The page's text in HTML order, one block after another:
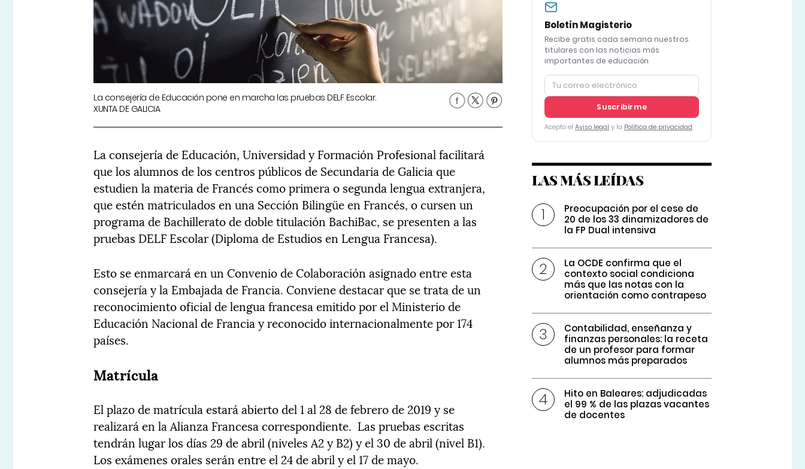
La consejería de Educación pone en marcha las pruebas DELF Escolar.
XUNTA DE GALICIA
La consejería de Educación, Universidad y Formación Profesional facilitará
que los alumnos de los centros públicos de Secundaria de Galicia que
estudien la materia de Francés como primera o segunda lengua extranjera,
que estén matriculados en una Sección Bilingüe en Francés, o cursen un
programa de Bachillerato de doble titulación BachiBac, se presenten a las
pruebas DELF Escolar (Diploma de Estudios en Lengua Francesa).
Esto se enmarcará en un Convenio de Colaboración asignado entre esta
consejería y la Embajada de Francia. Conviene destacar que se trata de un
reconocimiento oficial de lengua francesa emitido por el Ministerio de
Educación Nacional de Francia y reconocido internacionalmente por 174
países.
Matrícula
El plazo de matrícula estará abierto del 1 al 28 de febrero de 2019 y se
realizará en la Alianza Francesa correspondiente. Las pruebas escritas
tendrán lugar los días 29 de abril (niveles A2 y B2) y el 30 de abril (nivel B1).
Los exámenes orales serán entre el 24 de abril y el 17 de mayo.
Boletín Magisterio
Recibe gratis cada semana nuestros
titulares con las noticias más
importantes de educación
Suscribirme
Acepto el Aviso legal y la Política de privacidad
LAS MÁS LEÍDAS
Preocupación por el cese de
20 de los 33 dinamizadores de
la FP Dual intensiva
La OCDE confirma que el
contexto social condiciona
más que las notas con la
orientación como contrapeso
Contabilidad, enseñanza y
finanzas personales: la receta
de un profesor para formar
alumnos más preparados
Hito en Baleares: adjudicadas
el 99 % de las plazas vacantes
de docentes